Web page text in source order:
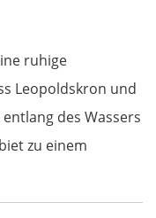
ruhige
Leopoldskron und
des Wassers
zu einem